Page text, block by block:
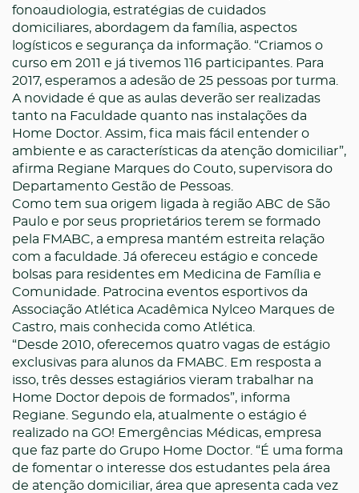
fonoaudiologia, estratégias de cuidados
domiciliares, abordagem da família, aspectos
logísticos e segurança da informação. “Criamos o
curso em 2011 e já tivemos 116 participantes. Para
2017, esperamos a adesão de 25 pessoas por turma.
A novidade é que as aulas deverão ser realizadas
tanto na Faculdade quanto nas instalações da
Home Doctor. Assim, fica mais fácil entender o
ambiente e as características da atenção domiciliar”,
afirma Regiane Marques do Couto, supervisora do
Departamento Gestão de Pessoas.
Como tem sua origem ligada à região ABC de São
Paulo e por seus proprietários terem se formado
pela FMABC, a empresa mantém estreita relação
com a faculdade. Já ofereceu estágio e concede
bolsas para residentes em Medicina de Família e
Comunidade. Patrocina eventos esportivos da
Associação Atlética Acadêmica Nylceo Marques de
Castro, mais conhecida como Atlética.
“Desde 2010, oferecemos quatro vagas de estágio
exclusivas para alunos da FMABC. Em resposta a
isso, três desses estagiários vieram trabalhar na
Home Doctor depois de formados”, informa
Regiane. Segundo ela, atualmente o estágio é
realizado na GO! Emergências Médicas, empresa
que faz parte do Grupo Home Doctor. “É uma forma
de fomentar o interesse dos estudantes pela área
de atenção domiciliar, área que apresenta cada vez